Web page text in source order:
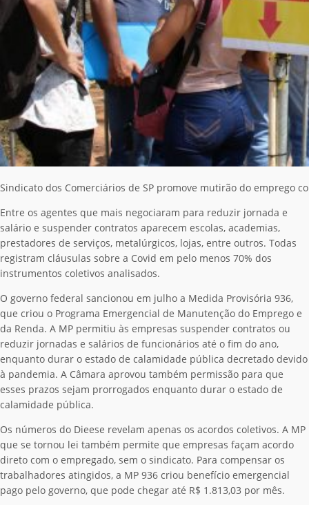
Sindicato dos Comerciários de SP promove mutirão do emprego
Entre os agentes que mais negociaram para reduzir jornada e
salário e suspender contratos aparecem escolas, academias,
prestadores de serviços, metalúrgicos, lojas, entre outros. Todas
registram cláusulas sobre a Covid em pelo menos 70% dos
instrumentos coletivos analisados.
O governo federal sancionou em julho a Medida Provisória 936,
que criou o Programa Emergencial de Manutenção do Emprego e
da Renda. A MP permitiu às empresas suspender contratos ou
reduzir jornadas e salários de funcionários até o fim do ano,
enquanto durar o estado de calamidade pública decretado devido
à pandemia. A Câmara aprovou também permissão para que
esses prazos sejam prorrogados enquanto durar o estado de
calamidade pública.
Os números do Dieese revelam apenas os acordos coletivos. A MP
que se tornou lei também permite que empresas façam acordo
direto com o empregado, sem o sindicato. Para compensar os
trabalhadores atingidos, a MP 936 criou benefício emergencial
pago pelo governo, que pode chegar até R$ 1.813,03 por mês.